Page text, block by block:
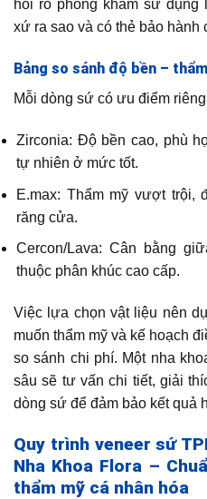
hỏi rõ phòng khám sử
xứ ra sao và có thẻ bảo hành
Bảng so sánh độ bền –
Mỗi dòng sứ có ưu điểm
Zirconia: Độ bền cao, phù
tự nhiên ở mức tốt.
E.max: Thẩm mỹ vượt trội,
răng cửa.
Cercon/Lava: Cân bằng
thuộc phân khúc cao cấp.
Việc lựa chọn vật liệu nên
muốn thẩm mỹ và kế hoạch
so sánh chi phí. Một nha
sâu sẽ tư vấn chi tiết, giải
dòng sứ để đảm bảo kết quả
Quy trình veneer sứ
Nha Khoa Flora –
thẩm mỹ cá nhân hóa